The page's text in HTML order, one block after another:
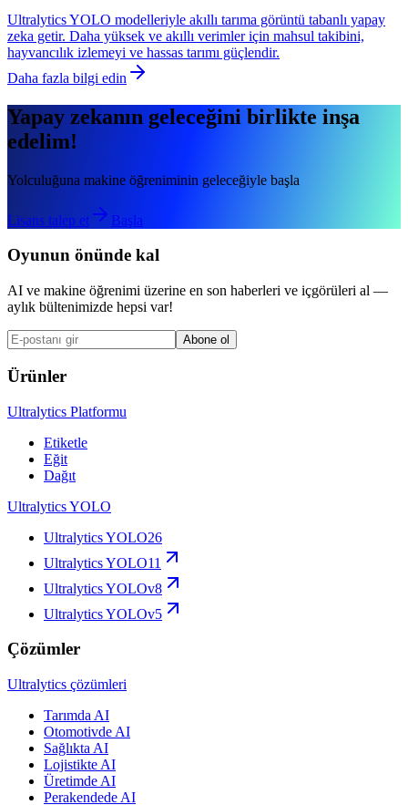
Ultralytics YOLO modelleriyle akıllı tarıma görüntü tabanlı yapay
zeka getir. Daha yüksek ve akıllı verimler için mahsul takibini,
hayvancılık izlemeyi ve hassas tarımı güçlendir.
Daha fazla bilgi edin
Yapay zekanın geleceğini birlikte inşa
edelim!
Yolculuğuna makine öğreniminin geleceğiyle başla
Lisans talep et Başla
Oyunun önünde kal
AI ve makine öğrenimi üzerine en son haberleri ve içgörüleri al —
aylık bültenimizde hepsi var!
Abone ol
Ürünler
Ultralytics Platformu
Etiketle
Eğit
Dağıt
Ultralytics YOLO
Ultralytics YOLO26
Ultralytics YOLO11
Ultralytics YOLOv8
Ultralytics YOLOv5
Çözümler
Ultralytics çözümleri
Tarımda AI
Otomotivde AI
Sağlıkta AI
Lojistikte AI
Üretimde AI
Perakendede AI